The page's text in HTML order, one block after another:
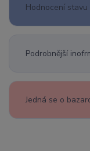
Hodnocení stavu
Podrobnější
Jedná se o